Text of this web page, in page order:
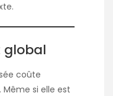
global
coûte
Même si elle est